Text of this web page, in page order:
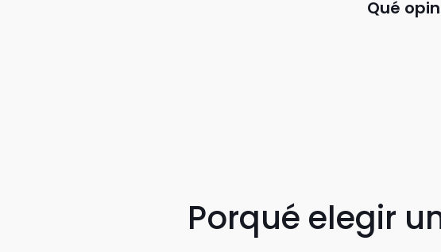
Qué
Porqué elegir